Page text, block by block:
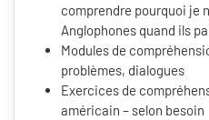
comprendre pourquoi je
Anglophones quand ils
Modules de
problèmes, dialogues
Exercices de
américain – selon besoin